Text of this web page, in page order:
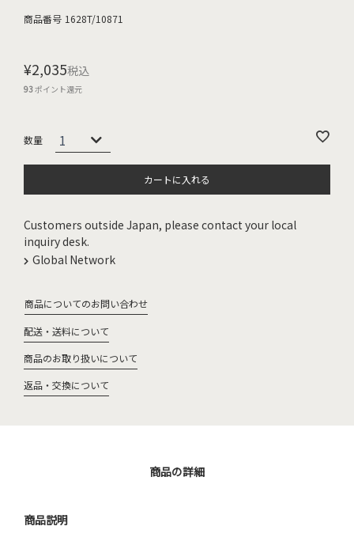
商品番号 1628T/10871
¥2,035税込
93ポイント還元
カートに入れる
Customers outside Japan, please contact your local
inquiry desk.
Global Network
商品についてのお問い合わせ
配送・送料について
商品のお取り扱いについて
返品・交換について
商品の詳細
商品説明